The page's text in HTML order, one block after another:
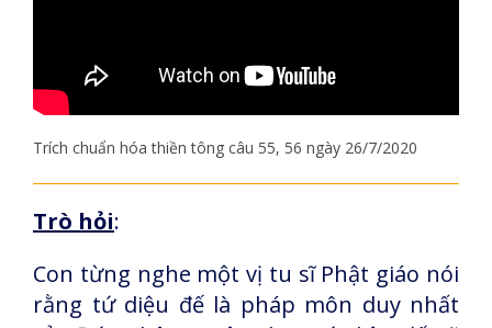
Trích chuẩn hóa thiền tông câu 55, 56 ngày 26/7/2020
Trò hỏi:
Con từng nghe một vị tu sĩ Phật giáo nói
rằng tứ diệu đế là pháp môn duy nhất